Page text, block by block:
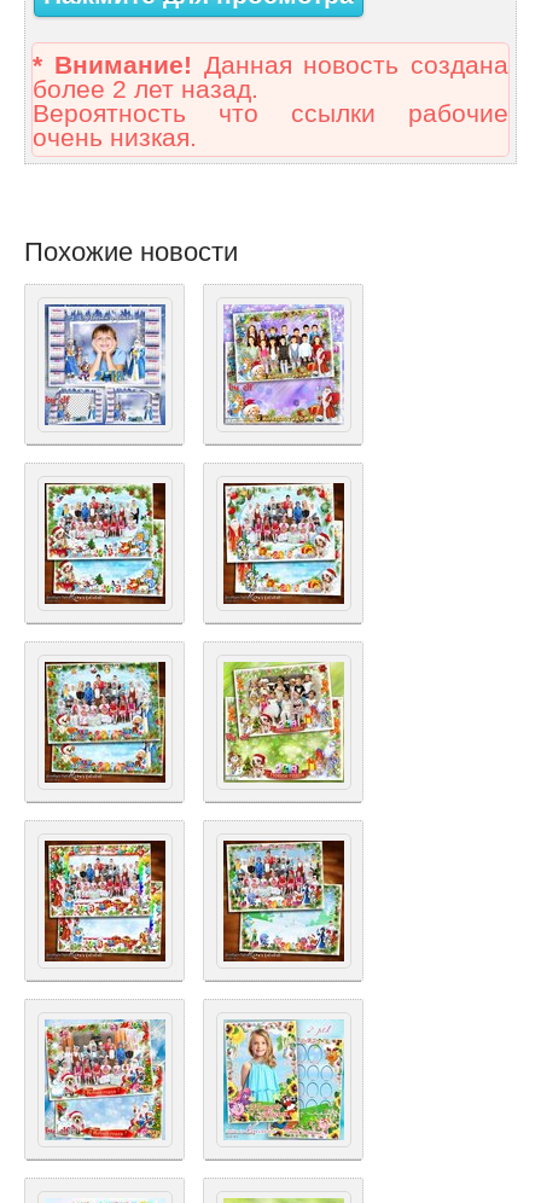
* Внимание! Данная новость создана
более 2 лет назад.
Вероятность что ссылки рабочие
очень низкая.
Похожие новости